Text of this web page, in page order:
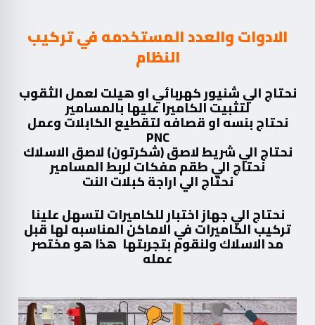
الادوات والعدد المستخدمه في تركيب
النظام
نحتاج الي شنيور كهربائي او هيلت لعمل الثقوب
لتثبيت الكاميرا عليها بالمسامير
نحتاج بنسه او قصافه لتقطيع الكابلات وعمل
PNC
نحتاج الي شريط لاصق (شكرتون) لاصق الاسلاك
نحتاج الي طقم مفكات لربط المسامير
نحتاج الي اراجة كبلات النت
نحتاج الي جهاز اختبار للكاميرات لتسهل علينا
تركيب الكاميرات في الاماكن المناسبه لها قبل
مد الاسلاك ولنقوم بتجربتها هذا هو مختصر
عمله